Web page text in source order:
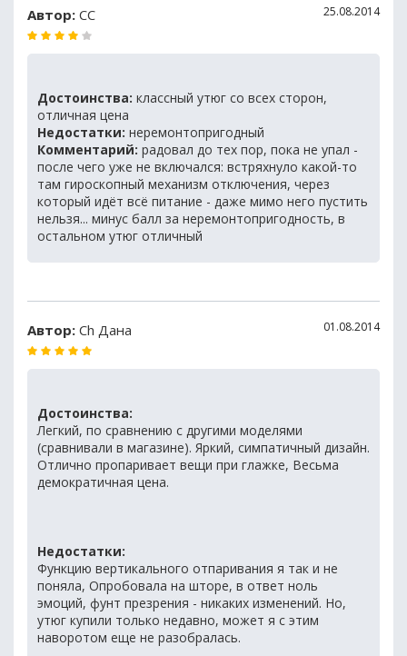
Автор: СС 25.08.2014
Достоинства: классный утюг со всех сторон,
отличная цена
Недостатки: неремонтопригодный
Комментарий: радовал до тех пор, пока не упал -
после чего уже не включался: встряхнуло какой-то
там гироскопный механизм отключения, через
который идёт всё питание - даже мимо него пустить
нельзя... минус балл за неремонтопригодность, в
остальном утюг отличный
Автор: Ch Дана 01.08.2014
Достоинства:
Легкий, по сравнению с другими моделями
(сравнивали в магазине). Яркий, симпатичный дизайн.
Отлично пропаривает вещи при глажке, Весьма
демократичная цена.
Недостатки:
Функцию вертикального отпаривания я так и не
поняла, Опробовала на шторе, в ответ ноль
эмоций, фунт презрения - никаких изменений. Но,
утюг купили только недавно, может я с этим
наворотом еще не разобралась.